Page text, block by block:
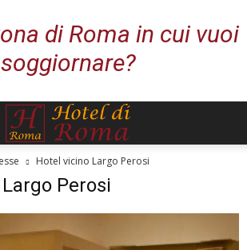
di Roma in cui vuoi
soggiornare?
Hotel vicino Largo Perosi
Perosi